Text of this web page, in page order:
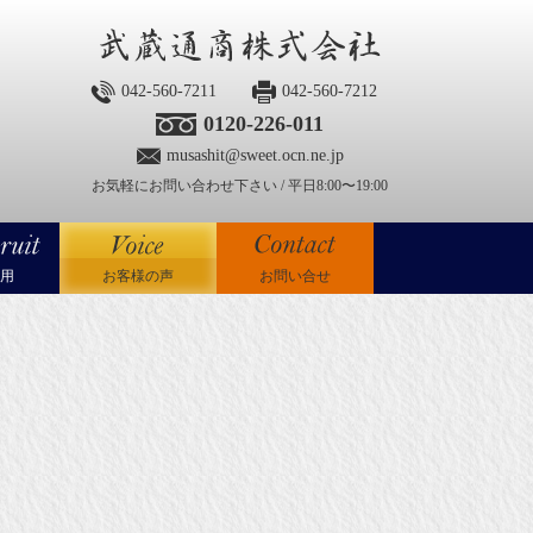
042-560-7211 042-560-7212
0120-226-011
musashit@sweet.ocn.ne.jp
お気軽にお問い合わせ下さい / 平日8:00〜19:00
お客様の声 お問い合せ